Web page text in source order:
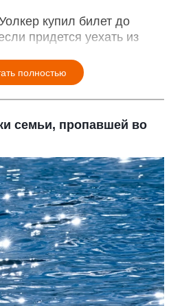
купил билет до
придется уехать из
полностью
семьи, пропавшей во